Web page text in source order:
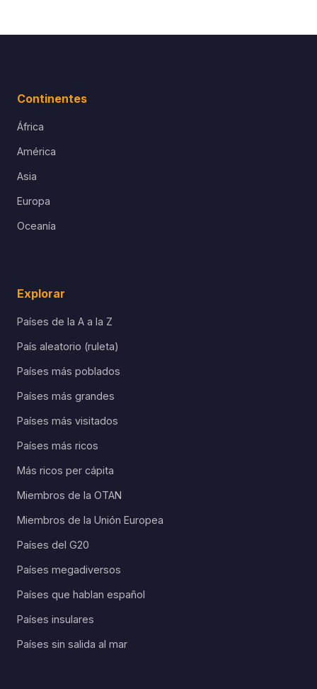
Continentes
África
América
Asia
Europa
Oceanía
Explorar
Países de la A a la Z
País aleatorio (ruleta)
Países más poblados
Países más grandes
Países más visitados
Países más ricos
Más ricos per cápita
Miembros de la OTAN
Miembros de la Unión Europea
Países del G20
Países megadiversos
Países que hablan español
Países insulares
Países sin salida al mar